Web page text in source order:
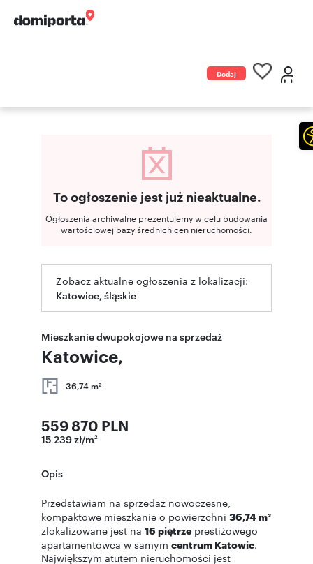
Dodaj
To ogłoszenie jest już nieaktualne.
Ogłoszenia archiwalne prezentujemy w celu budowania
wartościowej bazy średnich cen nieruchomości.
Zobacz aktualne ogłoszenia z lokalizacji:
Katowice, śląskie
Mieszkanie dwupokojowe na sprzedaż
Katowice,
36,74 m2
559 870 PLN
15 239 zł/m2
Opis
Przedstawiam na sprzedaż nowoczesne,
kompaktowe mieszkanie o powierzchni 36,74 m²
zlokalizowane jest na 16 piętrze prestiżowego
apartamentowca w samym centrum Katowic.
Największym atutem nieruchomości jest